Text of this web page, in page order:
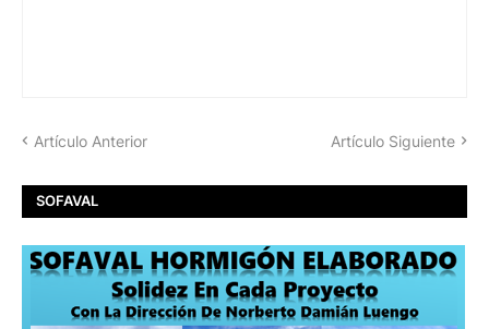
Artículo Anterior Artículo Siguiente
SOFAVAL